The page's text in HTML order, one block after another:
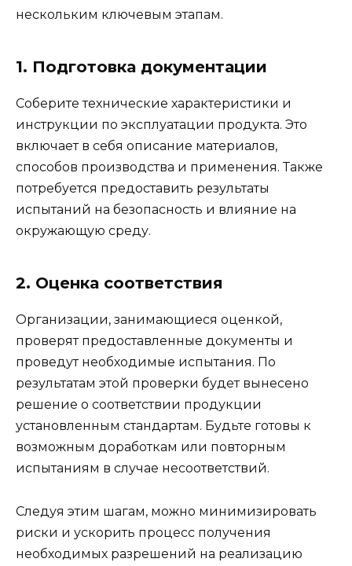
нескольким ключевым этапам.
1. Подготовка документации
Соберите технические характеристики и
инструкции по эксплуатации продукта. Это
включает в себя описание материалов,
способов производства и применения. Также
потребуется предоставить результаты
испытаний на безопасность и влияние на
окружающую среду.
2. Оценка соответствия
Организации, занимающиеся оценкой,
проверят предоставленные документы и
проведут необходимые испытания. По
результатам этой проверки будет вынесено
решение о соответствии продукции
установленным стандартам. Будьте готовы к
возможным доработкам или повторным
испытаниям в случае несоответствий.
Следуя этим шагам, можно минимизировать
риски и ускорить процесс получения
необходимых разрешений на реализацию